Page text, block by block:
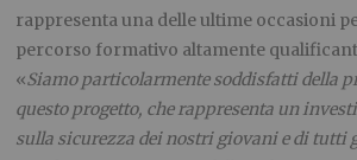
rappresenta una delle ultime occasioni
percorso formativo altamente
«Siamo particolarmente soddisfatti della
questo progetto, che rappresenta un
sulla sicurezza dei nostri giovani e di tutti